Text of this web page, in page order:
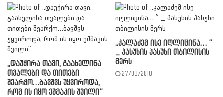
,,დაუჭირა თავი, გაახელინა
თვალები და თითები
შეარჭო…ბავშვს უყვიროდა,
რომ ის იყო ეშმაკის შვილი”
,,კალაძემ ისე იღლიცინა… ”
_ პასუხის პასუხი თბილისის
მერს
27/03/2018